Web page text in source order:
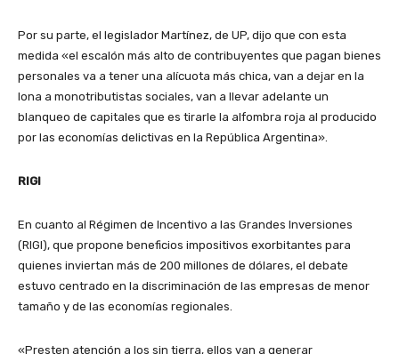
Por su parte, el legislador Martínez, de UP, dijo que con esta
medida «el escalón más alto de contribuyentes que pagan bienes
personales va a tener una alícuota más chica, van a dejar en la
lona a monotributistas sociales, van a llevar adelante un
blanqueo de capitales que es tirarle la alfombra roja al producido
por las economías delictivas en la República Argentina».
RIGI
En cuanto al Régimen de Incentivo a las Grandes Inversiones
(RIGI), que propone beneficios impositivos exorbitantes para
quienes inviertan más de 200 millones de dólares, el debate
estuvo centrado en la discriminación de las empresas de menor
tamaño y de las economías regionales.
«Presten atención a los sin tierra, ellos van a generar